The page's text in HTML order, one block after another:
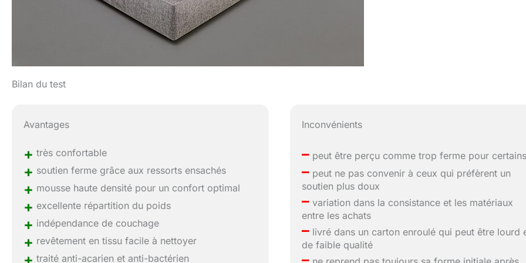
Bilan du test
Avantages
+ très confortable
+ soutien ferme grâce aux ressorts ensachés
+ mousse haute densité pour un confort optimal
+ excellente répartition du poids
+ indépendance de couchage
+ revêtement en tissu facile à nettoyer
traité anti-acarien et anti-bactérien
Inconvénients
– peut être perçu comme trop ferme pour
– peut ne pas convenir à ceux qui préfèrent un
soutien plus doux
– variation dans la consistance et les matériaux
entre les achats
– livré dans un carton enroulé qui peut être lourd
de faible qualité